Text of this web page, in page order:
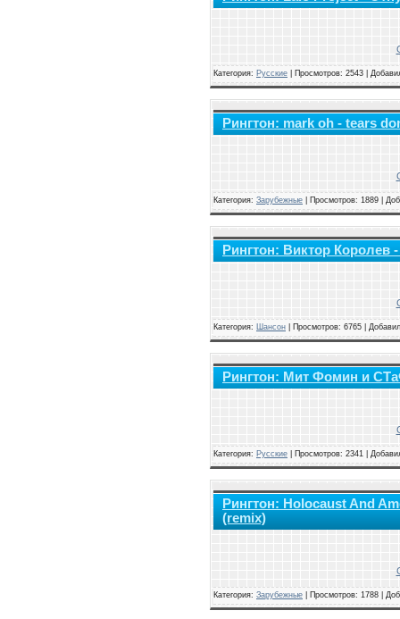
Категория: Русские Просмотров: 2543 |
Рингтон: mark oh - tears
Категория: Зарубежные Просмотров: 1889 |
Рингтон: Виктор Королев
Категория: Шансон Просмотров: 6765 |
Рингтон: Мит Фомин и
Категория: Русские Просмотров: 2341 |
Рингтон: Holocaust And
(remix)
Категория: Зарубежные Просмотров: 1788 |